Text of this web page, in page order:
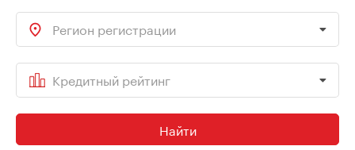
Регион регистрации
Кредитный рейтинг
Найти